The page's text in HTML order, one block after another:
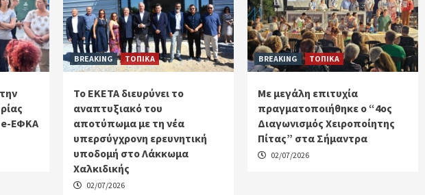
e-ΕΦΚΑ
BREAKING ΤΟΠΙΚΑ
Το ΕΚΕΤΑ διευρύνει το
αναπτυξιακό του
αποτύπωμα με τη νέα
υπερσύγχρονη ερευνητική
υποδομή στο Λάκκωμα
Χαλκιδικής
02/07/2026
BREAKING ΤΟΠΙΚΑ
Με μεγάλη επιτυχία
πραγματοποιήθηκε ο “4ος
Διαγωνισμός Χειροποίητης
Πίτας” στα Σήμαντρα
02/07/2026